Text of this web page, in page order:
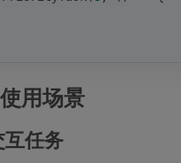
用场景
互任务